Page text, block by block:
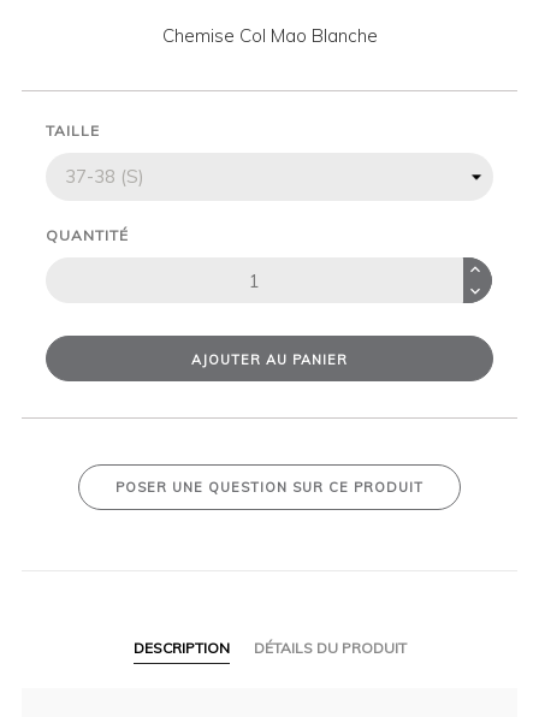
Chemise Col Mao Blanche
TAILLE
QUANTITÉ
AJOUTER AU PANIER
POSER UNE QUESTION SUR CE PRODUIT
DESCRIPTION DÉTAILS DU PRODUIT